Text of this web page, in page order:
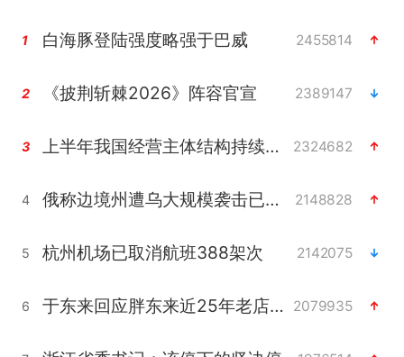
1 白海豚登陆强度略强于巴威 2455814
2 《披荆斩棘2026》阵容官宣 2389147
3 上半年我国经营主体结构持续优化 2324682
4 俄称边境州遭乌大规模袭击已致13伤 2148828
5 杭州机场已取消航班388架次 2142075
6 于东来回应胖东来近25年老店年底关闭 2079935